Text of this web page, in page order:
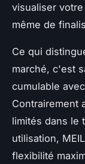
visualiser
même de
Ce qui
marché, c'est
cumulable
Contrairement
limités dans le
utilisation,
flexibilité